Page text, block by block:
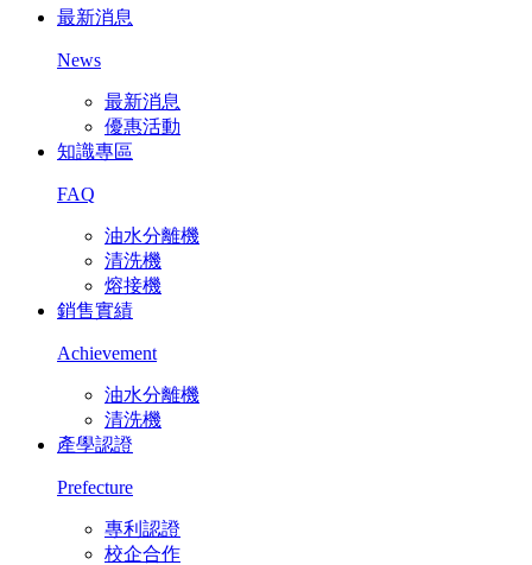
最新消息
News
最新消息
優惠活動
知識專區
FAQ
油水分離機
清洗機
熔接機
銷售實績
Achievement
油水分離機
清洗機
產學認證
Prefecture
專利認證
校企合作